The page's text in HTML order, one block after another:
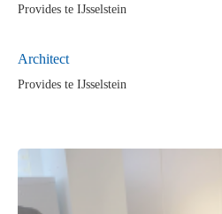
Provides te IJsselstein
Architect
Provides te IJsselstein